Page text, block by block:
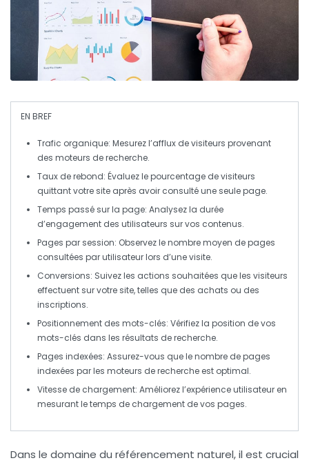
EN BREF
Trafic organique: Mesurez l’afflux de visiteurs provenant
des moteurs de recherche.
Taux de rebond: Évaluez le pourcentage de visiteurs
quittant votre site après avoir consulté une seule page.
Temps passé sur la page: Analysez la durée
d’engagement des utilisateurs sur vos contenus.
Pages par session: Observez le nombre moyen de pages
consultées par utilisateur lors d’une visite.
Conversions: Suivez les actions souhaitées que les visiteurs
effectuent sur votre site, telles que des achats ou des
inscriptions.
Positionnement des mots-clés: Vérifiez la position de vos
mots-clés dans les résultats de recherche.
Pages indexées: Assurez-vous que le nombre de pages
indexées par les moteurs de recherche est optimal.
Vitesse de chargement: Améliorez l’expérience utilisateur en
mesurant le temps de chargement de vos pages.
Dans le domaine du référencement naturel, il est crucial